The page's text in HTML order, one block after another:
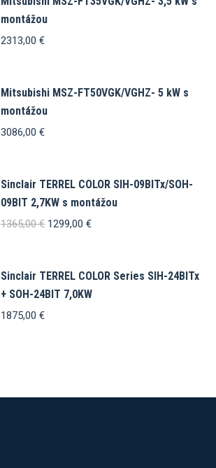
montážou
2313,00 €
Mitsubishi MSZ-FT50VGK/VGHZ- 5 kW s
montážou
3086,00 €
Sinclair TERREL COLOR SIH-09BITx/SOH-
09BIT 2,7KW s montážou
1365,00€ Pôvodná
1365,00 €.
1299,00 €Aktuálna
1299,00 €.
Sinclair TERREL COLOR Series SIH-24BITx
+ SOH-24BIT 7,0KW
1875,00 €